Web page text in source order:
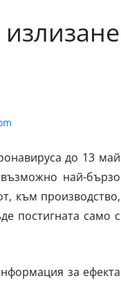
до 13 май
най-бързо
към производство,
постигната само с
за ефекта